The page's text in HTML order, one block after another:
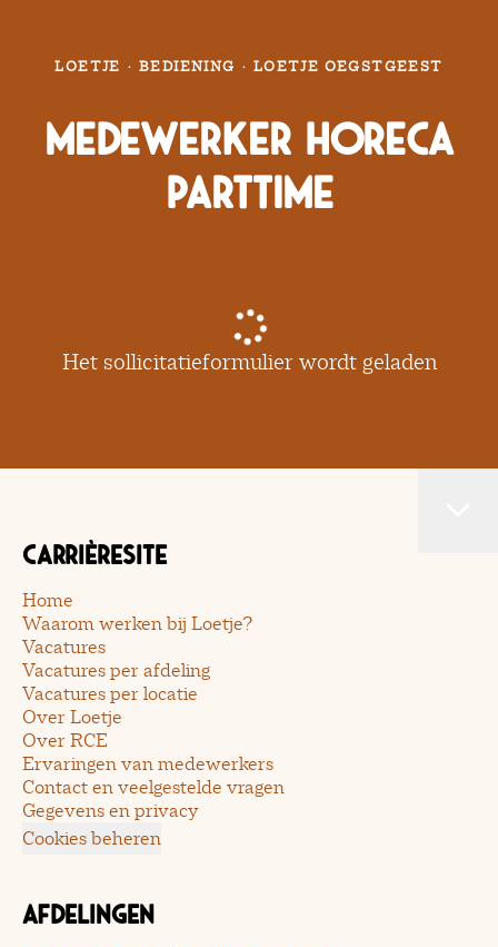
LOETJE · BEDIENING · LOETJE OEGSTGEEST
Medewerker Horeca
Parttime
Het sollicitatieformulier wordt geladen
Carrièresite
Home
Waarom werken bij Loetje?
Vacatures
Vacatures per afdeling
Vacatures per locatie
Over Loetje
Over RCE
Ervaringen van medewerkers
Contact en veelgestelde vragen
Gegevens en privacy
Cookies beheren
Afdelingen